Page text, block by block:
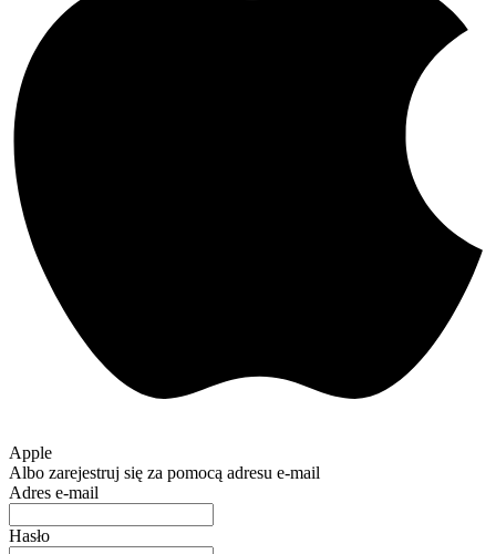
Apple
Albo zarejestruj się za pomocą adresu e-mail
Adres e-mail
Hasło